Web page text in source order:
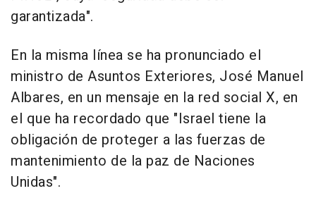
garantizada".
En la misma línea se ha pronunciado el
ministro de Asuntos Exteriores, José Manuel
Albares, en un mensaje en la red social X, en
el que ha recordado que "Israel tiene la
obligación de proteger a las fuerzas de
mantenimiento de la paz de Naciones
Unidas".